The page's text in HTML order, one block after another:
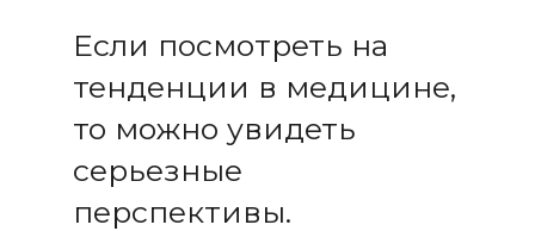
Если посмотреть на
тенденции в медицине,
то можно увидеть
серьезные
перспективы.